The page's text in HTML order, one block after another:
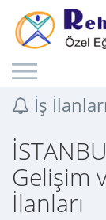
İş İlanları
Gelişim
İlanları